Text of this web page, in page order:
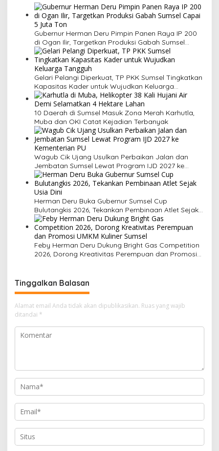
Gubernur Herman Deru Pimpin Panen Raya IP 200
di Ogan Ilir, Targetkan Produksi Gabah Sumsel
Capai 5 Juta Ton
Gelari Pelangi Diperkuat, TP PKK Sumsel Tingkatkan
Kapasitas Kader untuk Wujudkan Keluarga
Tangguh
10 Daerah di Sumsel Masuk Zona Merah Karhutla,
Muba dan OKI Catat Kejadian Terbanyak
Wagub Cik Ujang Usulkan Perbaikan Jalan dan
Jembatan Sumsel Lewat Program IJD 2027 ke
Kementerian PU
Herman Deru Buka Gubernur Sumsel Cup
Bulutangkis 2026, Tekankan Pembinaan Atlet Sejak
Usia Dini
Feby Herman Deru Dukung Bright Gas Competition
2026, Dorong Kreativitas Perempuan dan Promosi
Tinggalkan Balasan
Alamat email Anda tidak akan dipublikasikan. Ruas yang wajib
ditandai *